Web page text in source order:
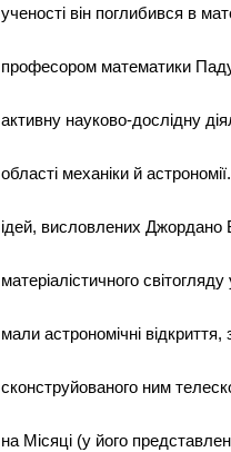
ученості він поглибився в
професором математики
активну науково-дослідну
області механіки й
ідей, висловлених Джордано
матеріалістичного
мали астрономічні
сконструйованого ним
на Місяці (у його